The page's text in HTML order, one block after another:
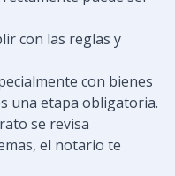
con las reglas y
con bienes
una etapa obligatoria.
se revisa
el notario te